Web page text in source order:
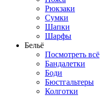
Рюкзаки
Сумки
Шапки
Шарфы
Бельё
Посмотреть всё
Бандалетки
Боди
Бюстгальтеры
Колготки